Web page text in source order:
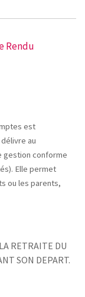
Rendu
est
délivre au
gestion conforme
Elle permet
ou les parents,
RETRAITE DU
SON DEPART.